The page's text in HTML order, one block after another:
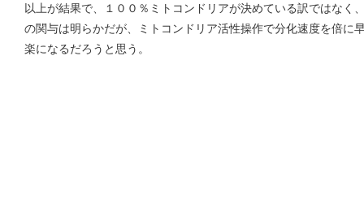
以上が結果で、１００％ミトコンドリアが決めている訳ではなく
の関与は明らかだが、ミトコンドリア活性操作で分化速度を倍に
楽になるだろうと思う。